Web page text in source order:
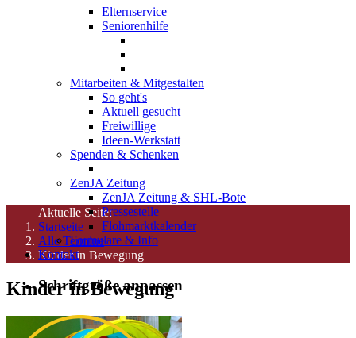
Elternservice
Seniorenhilfe
Mitarbeiten & Mitgestalten
So geht's
Aktuell gesucht
Freiwillige
Ideen-Werkstatt
Spenden & Schenken
ZenJA Zeitung
ZenJA Zeitung & SHL-Bote
Pressestelle
Flohmarktkalender
Formulare & Info
Kontakt
Schriftgröße anpassen
Aktuelle Seite:
Startseite
Alle Termine
Kinder in Bewegung
Kinder in Bewegung